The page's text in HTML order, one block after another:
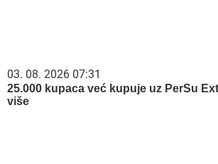
03. 08. 2026 07:31
25.000 kupaca već kupuje uz PerSu
više